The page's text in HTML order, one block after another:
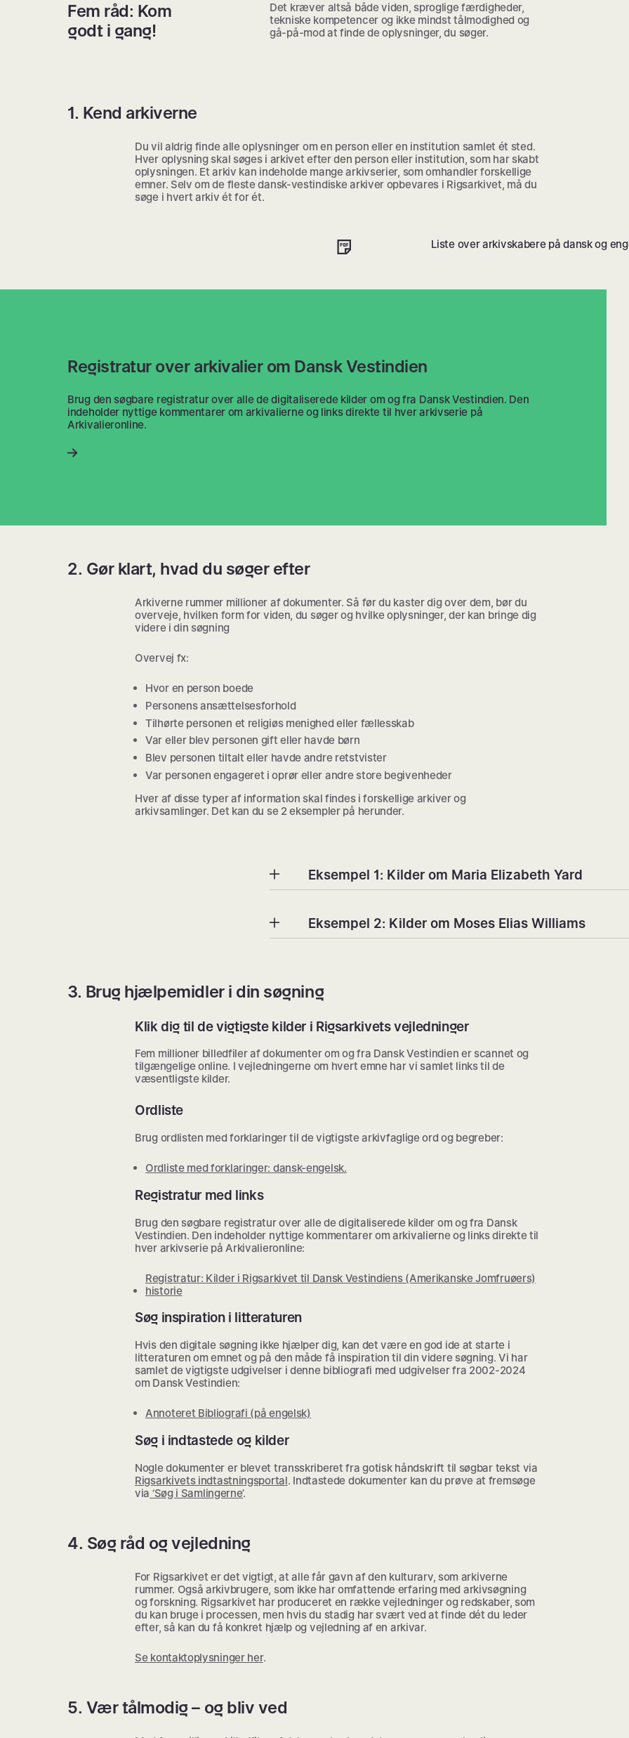
Fem råd: Kom
godt i gang!
Det kræver altså både viden, sproglige færdigheder,
tekniske kompetencer og ikke mindst tålmodighed og
gå-på-mod at finde de oplysninger, du søger.
1. Kend arkiverne
Du vil aldrig finde alle oplysninger om en person eller en institution samlet ét sted.
Hver oplysning skal søges i arkivet efter den person eller institution, som har skabt
oplysningen. Et arkiv kan indeholde mange arkivserier, som omhandler forskellige
emner. Selv om de fleste dansk-vestindiske arkiver opbevares i Rigsarkivet, må du
søge i hvert arkiv ét for ét.
Liste over arkivskabere på dansk og
Registratur over arkivalier om Dansk Vestindien
Brug den søgbare registratur over alle de digitaliserede kilder om og fra Dansk Vestindien. Den
indeholder nyttige kommentarer om arkivalierne og links direkte til hver arkivserie på
Arkivalieronline.
2. Gør klart, hvad du søger efter
Arkiverne rummer millioner af dokumenter. Så før du kaster dig over dem, bør du
overveje, hvilken form for viden, du søger og hvilke oplysninger, der kan bringe dig
videre i din søgning
Overvej fx:
Hvor en person boede
Personens ansættelsesforhold
Tilhørte personen et religiøs menighed eller fællesskab
Var eller blev personen gift eller havde børn
Blev personen tiltalt eller havde andre retstvister
Var personen engageret i oprør eller andre store begivenheder
Hver af disse typer af information skal findes i forskellige arkiver og
arkivsamlinger. Det kan du se 2 eksempler på herunder.
Eksempel 1: Kilder om Maria Elizabeth Yard
Eksempel 2: Kilder om Moses Elias Williams
3. Brug hjælpemidler i din søgning
Klik dig til de vigtigste kilder i Rigsarkivets vejledninger
Fem millioner billedfiler af dokumenter om og fra Dansk Vestindien er scannet og
tilgængelige online. I vejledningerne om hvert emne har vi samlet links til de
væsentligste kilder.
Ordliste
Brug ordlisten med forklaringer til de vigtigste arkivfaglige ord og begreber:
Ordliste med forklaringer: dansk-engelsk.
Registratur med links
Brug den søgbare registratur over alle de digitaliserede kilder om og fra Dansk
Vestindien. Den indeholder nyttige kommentarer om arkivalierne og links direkte til
hver arkivserie på Arkivalieronline:
Registratur: Kilder i Rigsarkivet til Dansk Vestindiens (Amerikanske Jomfruøers)
historie
Søg inspiration i litteraturen
Hvis den digitale søgning ikke hjælper dig, kan det være en god ide at starte i
litteraturen om emnet og på den måde få inspiration til din videre søgning. Vi har
samlet de vigtigste udgivelser i denne bibliografi med udgivelser fra 2002-2024
om Dansk Vestindien:
Annoteret Bibliografi (på engelsk)
Søg i indtastede og kilder
Nogle dokumenter er blevet transskriberet fra gotisk håndskrift til søgbar tekst via
Rigsarkivets indtastningsportal. Indtastede dokumenter kan du prøve at fremsøge
via ‘Søg i Samlingerne’.
4. Søg råd og vejledning
For Rigsarkivet er det vigtigt, at alle får gavn af den kulturarv, som arkiverne
rummer. Også arkivbrugere, som ikke har omfattende erfaring med arkivsøgning
og forskning. Rigsarkivet har produceret en række vejledninger og redskaber, som
du kan bruge i processen, men hvis du stadig har svært ved at finde dét du leder
efter, så kan du få konkret hjælp og vejledning af en arkivar.
Se kontaktoplysninger her.
5. Vær tålmodig – og bliv ved